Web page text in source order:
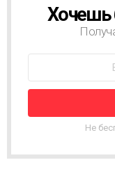
О
Т
Н
А
Хочешь
Не